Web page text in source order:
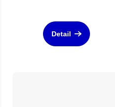
Detail